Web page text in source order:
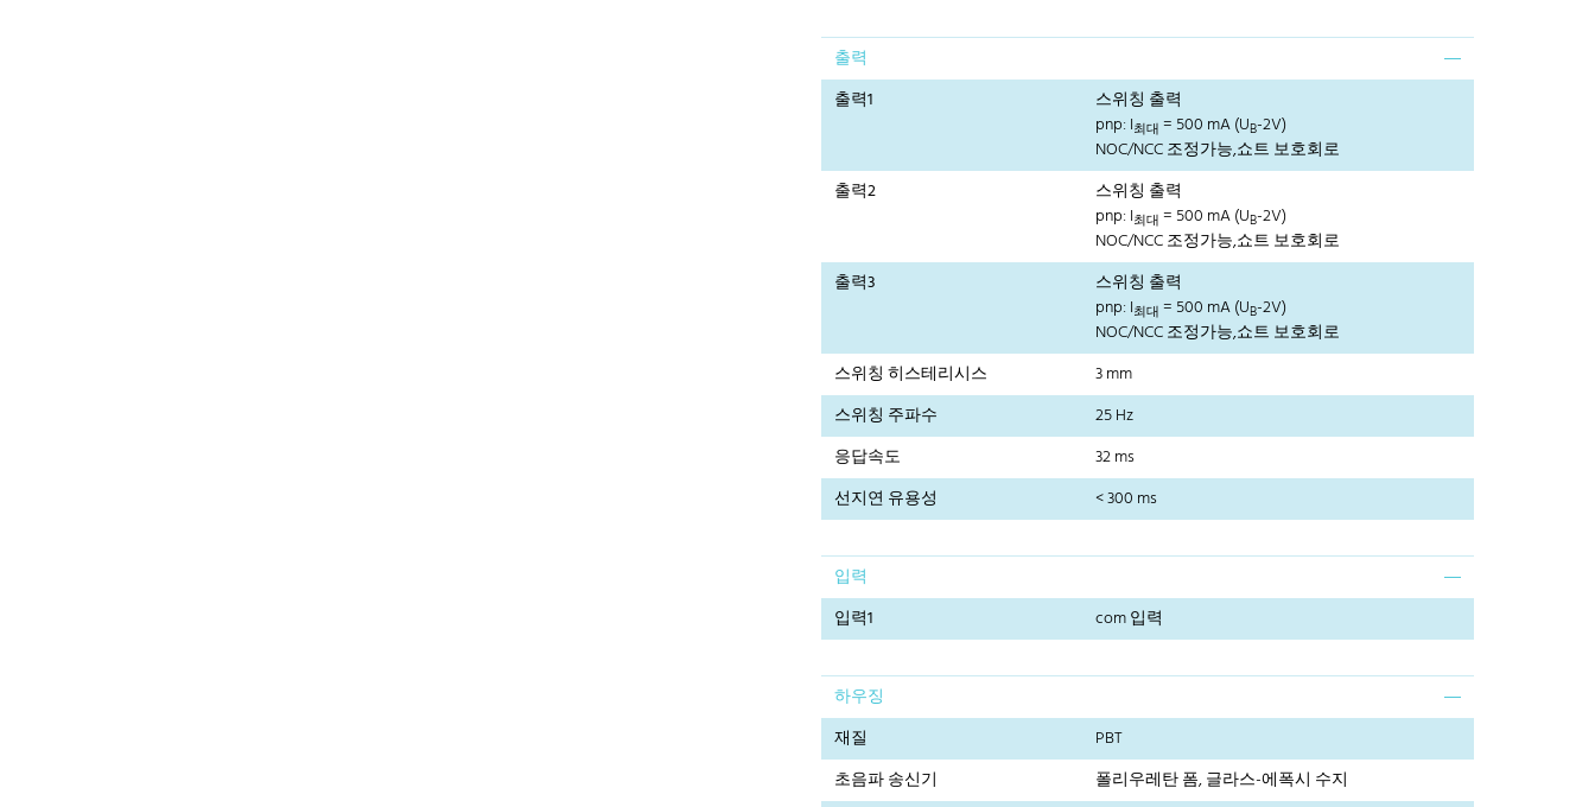
출력
출력1
스위칭 출력
pnp: I최대 = 500 mA (UB-2V)
NOC/NCC 조정가능,쇼트 보호회로
출력2
스위칭 출력
pnp: I최대 = 500 mA (UB-2V)
NOC/NCC 조정가능,쇼트 보호회로
출력3
스위칭 출력
pnp: I최대 = 500 mA (UB-2V)
NOC/NCC 조정가능,쇼트 보호회로
스위칭 히스테리시스
3 mm
스위칭 주파수
25 Hz
응답속도
32 ms
선지연 유용성
< 300 ms
입력
입력1
com 입력
하우징
재질
PBT
초음파 송신기
폴리우레탄 폼, 글라스-에폭시 수지